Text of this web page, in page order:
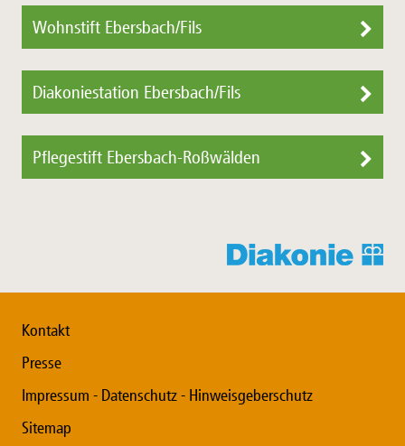
Wohnstift Ebersbach/Fils
Diakoniestation Ebersbach/Fils
Pflegestift Ebersbach-Roßwälden
Kontakt
Presse
Impressum - Datenschutz - Hinweisgeberschutz
Sitemap